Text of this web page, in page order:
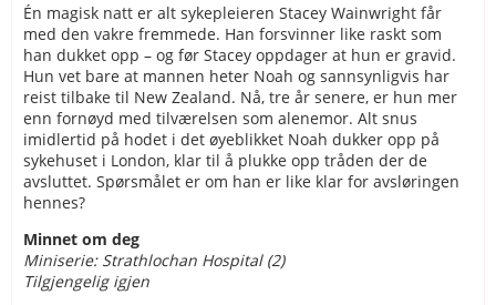
Én magisk natt er alt sykepleieren Stacey Wainwright får
med den vakre fremmede. Han forsvinner like raskt som
han dukket opp – og før Stacey oppdager at hun er gravid.
Hun vet bare at mannen heter Noah og sannsynligvis har
reist tilbake til New Zealand. Nå, tre år senere, er hun mer
enn fornøyd med tilværelsen som alenemor. Alt snus
imidlertid på hodet i det øyeblikket Noah dukker opp på
sykehuset i London, klar til å plukke opp tråden der de
avsluttet. Spørsmålet er om han er like klar for avsløringen
hennes?
Minnet om deg
Miniserie: Strathlochan Hospital (2)
Tilgjengelig igjen